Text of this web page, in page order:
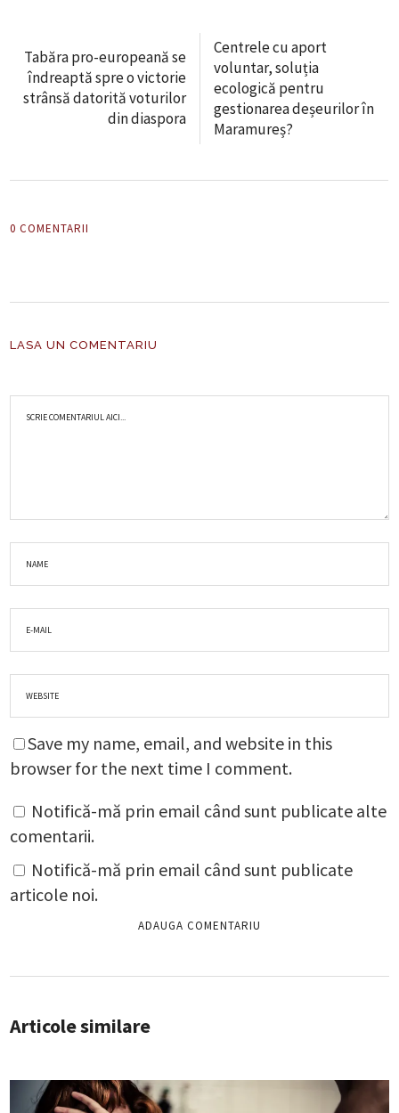
Tabăra pro-europeană se
îndreaptă spre o victorie
strânsă datorită voturilor
din diaspora
Centrele cu aport
voluntar, soluția
ecologică pentru
gestionarea deșeurilor în
Maramureș?
0 COMENTARII
LASA UN COMENTARIU
Save my name, email, and website in this
browser for the next time I comment.
Notifică-mă prin email când sunt publicate alte
comentarii.
Notifică-mă prin email când sunt publicate
articole noi.
Articole similare